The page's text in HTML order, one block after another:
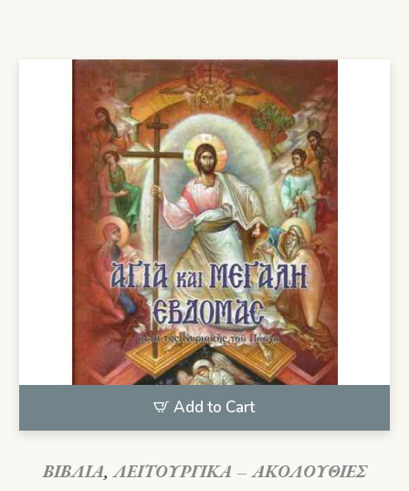
Add to Cart
ΒΙΒΛΙΑ,ΛΕΙΤΟΥΡΓΙΚΑ – ΑΚΟΛΟΥΘΙΕΣ